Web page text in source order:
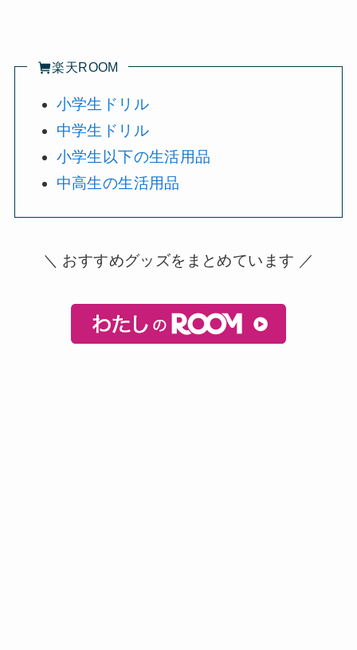
楽天ROOM
小学生ドリル
中学生ドリル
小学生以下の生活用品
中高生の生活用品
＼ おすすめグッズをまとめています ／